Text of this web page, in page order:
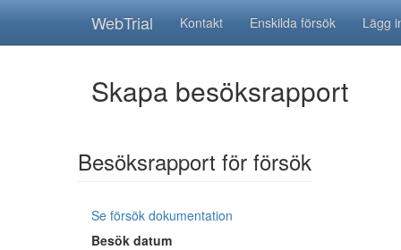
WebTrial Kontakt Enskilda försök Lägg
Skapa besöksrapport
Besöksrapport för försök
Se försök dokumentation
Besök datum